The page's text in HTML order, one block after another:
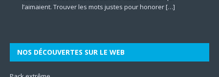
l’aimaient. Trouver les mots justes pour honorer[…]
mentale à travers le prisme des dimensions culturelles.
[…]
d’accompagner autrui vers une meilleure version de soi-
marketing plus incisifs pour faire grandir leur business en
les différentes dimensions de l’être. En mettant l’accent sur
qualité des aliments. Il contribue à la protection[…]
représentant la[…]
NOS DÉCOUVERTES SUR LE WEB